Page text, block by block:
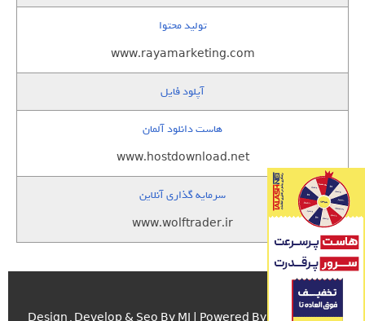
تولید محتوا
www.rayamarketing.com
آپلود فایل
هاست دانلود آلمان
www.hostdownload.net
سرمایه گذاری آنلاین
www.wolftrader.ir